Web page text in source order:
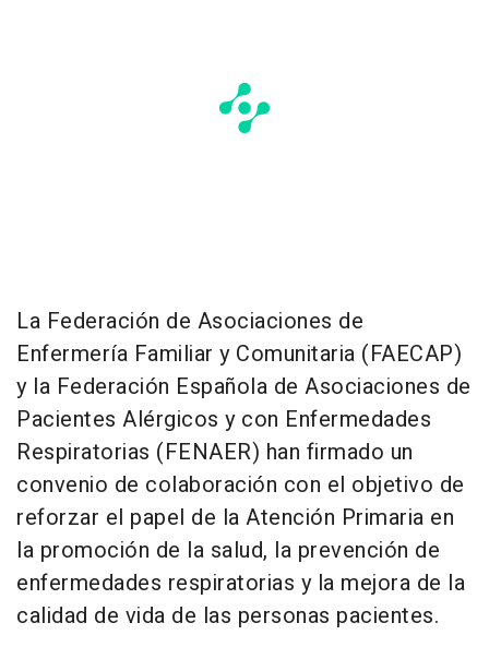
La Federación de Asociaciones de
Enfermería Familiar y Comunitaria (FAECAP)
y la Federación Española de Asociaciones de
Pacientes Alérgicos y con Enfermedades
Respiratorias (FENAER) han firmado un
convenio de colaboración con el objetivo de
reforzar el papel de la Atención Primaria en
la promoción de la salud, la prevención de
enfermedades respiratorias y la mejora de la
calidad de vida de las personas pacientes.